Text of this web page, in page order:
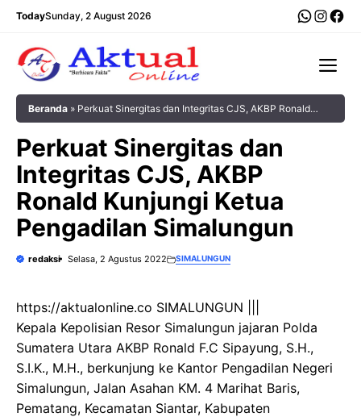
Langsung
TodaySunday, 2 August 2026
Beranda » Perkuat Sinergitas dan Integritas CJS, AKBP Ronald
Perkuat Sinergitas dan
Integritas CJS, AKBP
Ronald Kunjungi Ketua
Pengadilan Simalungun
redaksi Selasa, 2 Agustus 2022 SIMALUNGUN
https://aktualonline.co SIMALUNGUN |||
Kepala Kepolisian Resor Simalungun jajaran Polda
Sumatera Utara AKBP Ronald F.C Sipayung, S.H.,
S.I.K., M.H., berkunjung ke Kantor Pengadilan Negeri
Simalungun, Jalan Asahan KM. 4 Marihat Baris,
Pematang, Kecamatan Siantar, Kabupaten